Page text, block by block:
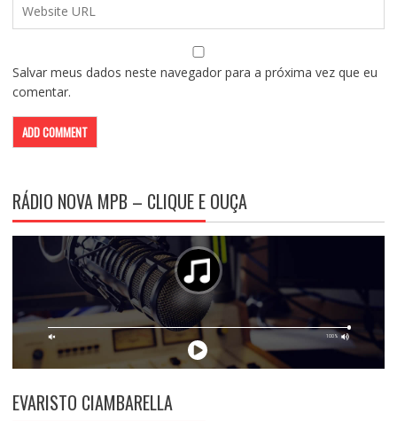
Salvar meus dados neste navegador para a próxima vez que eu
comentar.
RÁDIO NOVA MPB – CLIQUE E OUÇA
EVARISTO CIAMBARELLA